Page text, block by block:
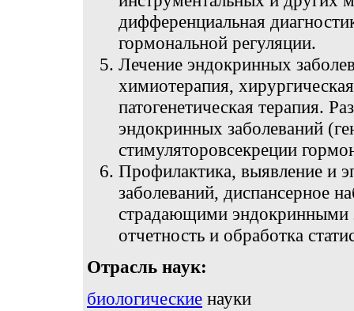
дифференциальная
гормональной регуляции.
Лечение эндокринных
химиотерапия,
патогенетическая терапия.
эндокринных заболеваний
стимуляторовсекреции
Профилактика, выявление и
заболеваний, диспансерное
страдающими эндокринными
отчетность и обработка
Отрасль наук:
биологические науки